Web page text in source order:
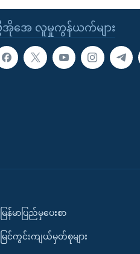
အိုအေ လူမှုကွန်ယက်များ
မြန်မာပြည်မှပေးစာ
မြင်ကွင်းကျယ်မှတ်စုများ